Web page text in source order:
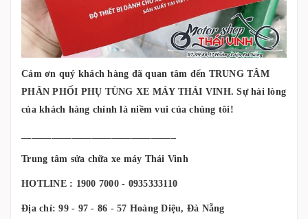
Cảm ơn quý khách hàng đã quan tâm đến TRUNG TÂM
PHÂN PHỐI PHỤ TÙNG XE MÁY THÁI VINH. Sự hài lòng
của khách hàng chính là niềm vui của chúng tôi!
Trung tâm sửa chữa xe máy Thái Vinh
HOTLINE : 1900 7000 - 0935333110
Địa chỉ: 99 - 97 - 86 - 57 Hoàng Diệu, Đà Nẵng